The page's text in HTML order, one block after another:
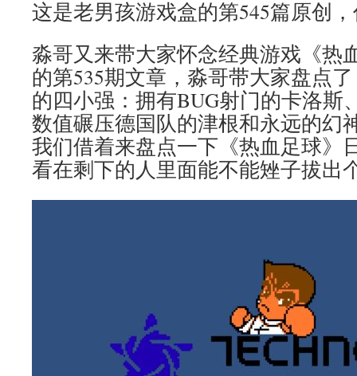
这是老男孩游戏盒的第545篇原创
淼哥又来带大家怀念经典游戏《热
的第535期文章，淼哥带大家盘点
的四小强：拥有BUG射门的卡洛斯
数值碾压德国队的津根和永远的
我们借着来盘点一下《热血足球》
看在剩下的人里面能不能矬子拔出